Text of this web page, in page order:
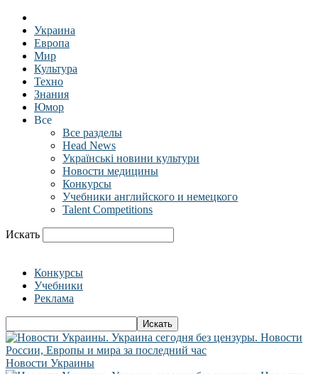
Украина
Европа
Мир
Культура
Техно
Знания
Юмор
Все
Все разделы
Head News
Українські новини культури
Новости медицины
Конкурсы
Учебники английского и немецкого
Talent Competitions
Искать
Конкурсы
Учебники
Реклама
Новости Украины